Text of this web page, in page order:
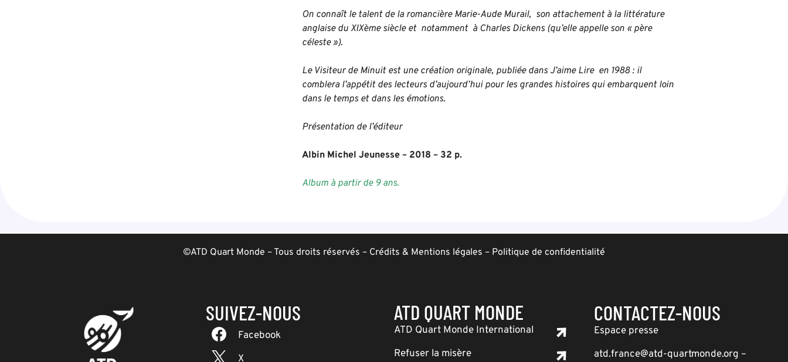
On connaît le talent de la romancière Marie-Aude Murail, son attachement à la littérature
anglaise du XIXème siècle et notamment à Charles Dickens (qu’elle appelle son « père
céleste »).
Le Visiteur de Minuit est une création originale, publiée dans J’aime Lire en 1988 : il
comblera l’appétit des lecteurs d’aujourd’hui pour les grandes histoires qui embarquent loin
dans le temps et dans les émotions.
Présentation de l’éditeur
Albin Michel Jeunesse – 2018 – 32 p.
Album à partir de 9 ans.
©ATD Quart Monde – Tous droits réservés – Crédits & Mentions légales – Politique de confidentialité
SUIVEZ-NOUS
Facebook
X
ATD QUART MONDE
ATD Quart Monde International
Refuser la misère
CONTACTEZ-NOUS
Espace presse
atd.france@atd-quartmonde.org –